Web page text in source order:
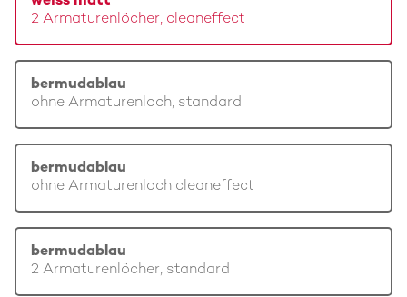
2 Armaturenlöcher, cleaneffect
bermudablau
ohne Armaturenloch, standard
bermudablau
ohne Armaturenloch cleaneffect
bermudablau
2 Armaturenlöcher, standard